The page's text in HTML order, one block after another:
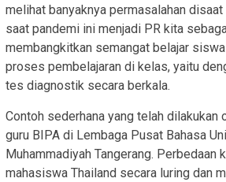
melihat banyaknya permasalahan
saat pandemi ini menjadi PR kita
membangkitkan semangat belajar
proses pembelajaran di kelas, yaitu
tes diagnostik secara berkala.
Contoh sederhana yang telah dilakukan
guru BIPA di Lembaga Pusat Bahasa
Muhammadiyah Tangerang. Perbedaan
mahasiswa Thailand secara luring dan